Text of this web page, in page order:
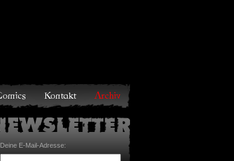
Deine E-Mail-Adresse: